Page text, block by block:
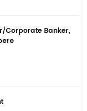
Corporate Banker,